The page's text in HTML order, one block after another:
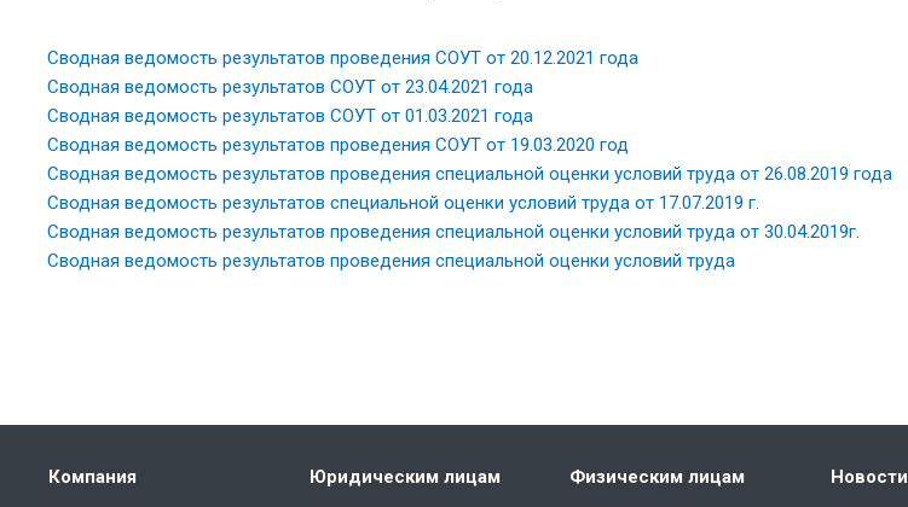
Сводная ведомость результатов проведения СОУТ от 20.12.2021 года
Сводная ведомость результатов СОУТ от 23.04.2021 года
Сводная ведомость результатов СОУТ от 01.03.2021 года
Сводная ведомость результатов проведения СОУТ от 19.03.2020 год
Сводная ведомость результатов проведения специальной оценки условий труда от 26.08.2019 года
Сводная ведомость результатов специальной оценки условий труда от 17.07.2019 г.
Сводная ведомость результатов проведения специальной оценки условий труда от 30.04.2019г.
Сводная ведомость результатов проведения специальной оценки условий труда
Компания Юридическим лицам Физическим лицам Новости